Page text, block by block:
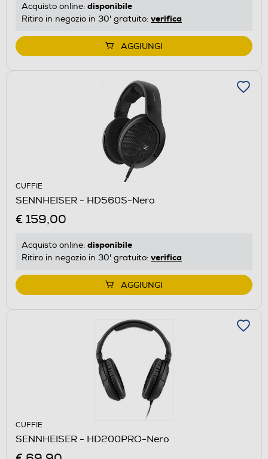
Acquisto online: disponibile
Ritiro in negozio in 30' gratuito: verifica
AGGIUNGI
CUFFIE
SENNHEISER - HD560S-Nero
€ 159,00
Acquisto online: disponibile
Ritiro in negozio in 30' gratuito: verifica
AGGIUNGI
CUFFIE
SENNHEISER - HD200PRO-Nero